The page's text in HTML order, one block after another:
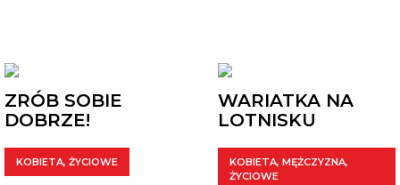
ZRÓB SOBIE
DOBRZE!
KOBIETA, ŻYCIOWE
WARIATKA NA
LOTNISKU
KOBIETA, MĘŻCZYZNA,
ŻYCIOWE